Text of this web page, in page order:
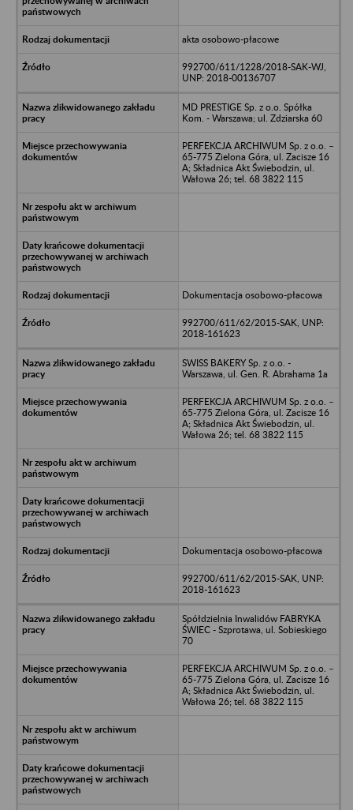
akta osobowo-płacowe
992700/611/1228/2018-SAK-WJ,
UNP: 2018-00136707
MD PRESTIGE Sp. z o.o. Spółka
Kom. - Warszawa; ul. Zdziarska 60
PERFEKCJA ARCHIWUM Sp. z o.o. –
65-775 Zielona Góra, ul. Zacisze 16
A; Składnica Akt Świebodzin, ul.
Wałowa 26; tel. 68 3822 115
Dokumentacja osobowo-płacowa
992700/611/62/2015-SAK, UNP:
2018-161623
SWISS BAKERY Sp. z o.o. -
Warszawa, ul. Gen. R. Abrahama 1a
PERFEKCJA ARCHIWUM Sp. z o.o. –
65-775 Zielona Góra, ul. Zacisze 16
A; Składnica Akt Świebodzin, ul.
Wałowa 26; tel. 68 3822 115
Dokumentacja osobowo-płacowa
992700/611/62/2015-SAK, UNP:
2018-161623
Spółdzielnia Inwalidów FABRYKA
ŚWIEC - Szprotawa, ul. Sobieskiego
70
PERFEKCJA ARCHIWUM Sp. z o.o. –
65-775 Zielona Góra, ul. Zacisze 16
A; Składnica Akt Świebodzin, ul.
Wałowa 26; tel. 68 3822 115